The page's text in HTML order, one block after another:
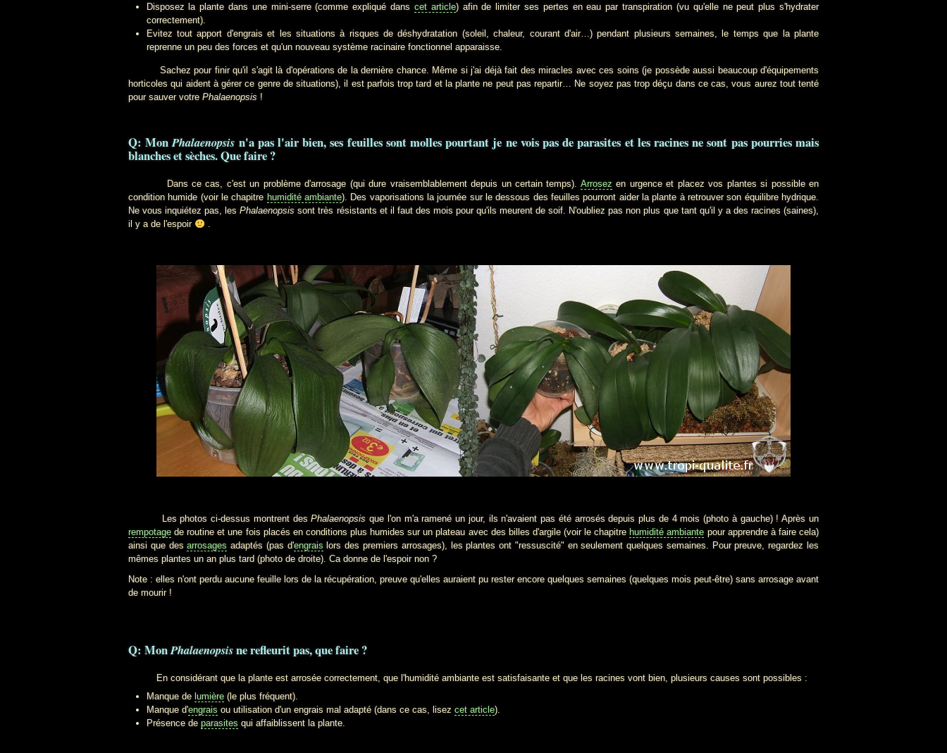
Disposez la plante dans une mini-serre (comme expliqué dans cet article) afin de limiter ses pertes en eau par transpiration (vu qu'elle ne peut plus s'hydrater
correctement).
Evitez tout apport d'engrais et les situations à risques de déshydratation (soleil, chaleur, courant d'air…) pendant plusieurs semaines, le temps que la plante
reprenne un peu des forces et qu'un nouveau système racinaire fonctionnel apparaisse.
Sachez pour finir qu'il s'agit là d'opérations de la dernière chance. Même si j'ai déjà fait des miracles avec ces soins (je possède aussi beaucoup d'équipements
horticoles qui aident à gérer ce genre de situations), il est parfois trop tard et la plante ne peut pas repartir… Ne soyez pas trop déçu dans ce cas, vous aurez tout tenté
pour sauver votre Phalaenopsis !
Q: MonPhalaenopsis n'a pas l'air bien, ses feuilles sont molles pourtant je ne vois pas de parasites et les racines ne sont pas pourries mais
blanches et sèches. Que faire ?
Dans ce cas, c'est un problème d'arrosage (qui dure vraisemblablement depuis un certain temps). Arrosez en urgence et placez vos plantes si possible en
condition humide (voir le chapitre humidité ambiante). Des vaporisations la journée sur le dessous des feuilles pourront aider la plante à retrouver son équilibre hydrique.
Ne vous inquiétez pas, lesPhalaenopsis sont très résistants et il faut des mois pour qu'ils meurent de soif. N'oubliez pas non plus que tant qu'il y a des racines (saines),
il y a de l'espoir
.
Les photos ci-dessus montrent desPhalaenopsis que l'on m'a ramené un jour, ils n'avaient pas été arrosés depuis plus de 4 mois (photo à gauche) ! Après un
rempotage de routine et une fois placés en conditions plus humides sur un plateau avec des billes d'argile (voir le chapitre humidité ambiante pour apprendre à faire cela)
ainsi que desarrosages adaptés (pas d'engrais lors des premiers arrosages), les plantes ont "ressuscité" en seulement quelques semaines. Pour preuve, regardez les
mêmes plantes un an plus tard (photo de droite). Ca donne de l'espoir non ?
Note : elles n'ont perdu aucune feuille lors de la récupération, preuve qu'elles auraient pu rester encore quelques semaines (quelques mois peut-être) sans arrosage avant
de mourir !
Q: MonPhalaenopsisne refleurit pas, que faire ?
En considérant que la plante est arrosée correctement, que l'humidité ambiante est satisfaisante et que les racines vont bien, plusieurs causes sont possibles :
Manque de lumière(le plus fréquent).
Manque d'engrais ou utilisation d'un engrais mal adapté (dans ce cas, lisez cet article).
Présence de parasites qui affaiblissent la plante.